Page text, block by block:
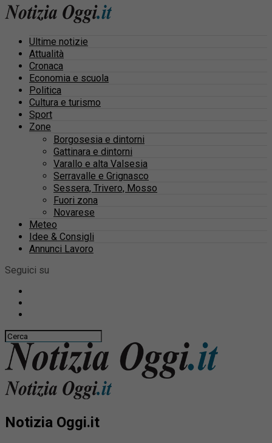
Ultime notizie
Attualità
Cronaca
Economia e scuola
Politica
Cultura e turismo
Sport
Zone
Borgosesia e dintorni
Gattinara e dintorni
Varallo e alta Valsesia
Serravalle e Grignasco
Sessera, Trivero, Mosso
Fuori zona
Novarese
Meteo
Idee & Consigli
Annunci Lavoro
Seguici su
Notizia Oggi.it